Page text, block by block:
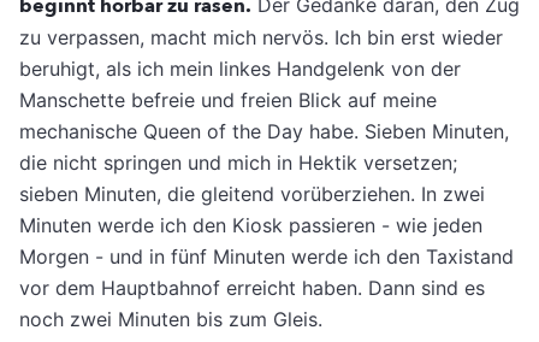
beginnt hörbar zu rasen.
zu verpassen, macht mich nervös. Ich bin erst wieder
beruhigt, als ich mein linkes Handgelenk von der
Manschette befreie und freien Blick auf meine
mechanische Queen of the Day habe. Sieben Minuten,
die nicht springen und mich in Hektik versetzen;
sieben Minuten, die gleitend vorüberziehen. In zwei
Minuten werde ich den Kiosk passieren - wie jeden
Morgen - und in fünf Minuten werde ich den Taxistand
vor dem Hauptbahnof erreicht haben. Dann sind es
noch zwei Minuten bis zum Gleis.